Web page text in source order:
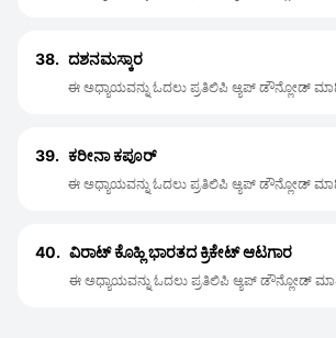
38. ದಶನಮಸ್ಕಾರ
ಈ ಅಧ್ಯಾಯವನ್ನು ಓದಲು ಪ್ರತಿಲಿಪಿ ಆ್ಯಪ್ ಡೌನ್ಲೋಡ್
39. ಕರೀನಾ ಕಪೂರ್
ಈ ಅಧ್ಯಾಯವನ್ನು ಓದಲು ಪ್ರತಿಲಿಪಿ ಆ್ಯಪ್ ಡೌನ್ಲೋಡ್
40. ವಿರಾಟ್ ಕೊಹ್ಲಿ ಭಾರತದ ಕ್ರಿಕೇಟ್ ಆಟಗಾರ
ಈ ಅಧ್ಯಾಯವನ್ನು ಓದಲು ಪ್ರತಿಲಿಪಿ ಆ್ಯಪ್ ಡೌನ್ಲೋಡ್